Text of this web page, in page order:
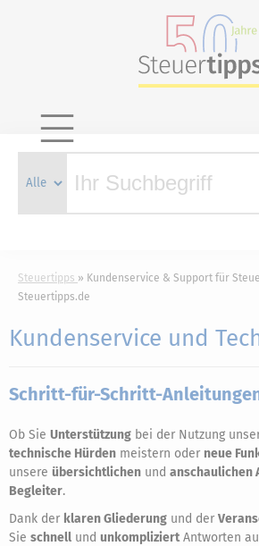
Steuertipps
Kundenservice & Support für
Steuertipps.de
Kundenservice und
Schritt-für-Schritt-
Ob Sie Unterstützung bei der Nutzung
technische Hürden meistern oder neue
unsere übersichtlichen und anschaulichen
Begleiter.
Dank der klaren Gliederung und der
Sie schnell und unkompliziertAntworten